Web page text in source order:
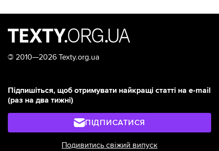
© 2010—2026 Texty.org.ua
Підпишіться, щоб отримувати найкращі статті на e-mail
(раз на два тижні)
ПІДПИСАТИСЯ
Подивитись свіжий випуск